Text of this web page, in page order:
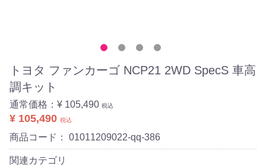
トヨタ ファンカーゴ NCP21 2WD SpecS 車高
調キット
通常価格： ¥ 105,490 税込
¥ 105,490 税込
商品コード： 01011209022-qq-386
関連カテゴリ